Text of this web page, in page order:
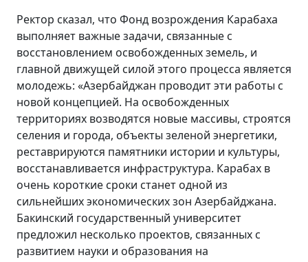
Ректор сказал, что Фонд возрождения Карабаха
выполняет важные задачи, связанные с
восстановлением освобожденных земель, и
главной движущей силой этого процесса является
молодежь: «Азербайджан проводит эти работы с
новой концепцией. На освобожденных
территориях возводятся новые массивы, строятся
селения и города, объекты зеленой энергетики,
реставрируются памятники истории и культуры,
восстанавливается инфраструктура. Карабах в
очень короткие сроки станет одной из
сильнейших экономических зон Азербайджана.
Бакинский государственный университет
предложил несколько проектов, связанных с
развитием науки и образования на